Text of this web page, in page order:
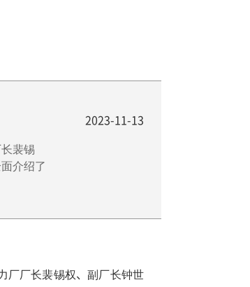
2023-11-13
裴锡
介绍了
厂厂长裴锡权、副厂长钟世